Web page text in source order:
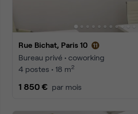
Rue Bichat, Paris 10
Bureau privé • coworking
4 postes • 18 m2
1 850 € par mois